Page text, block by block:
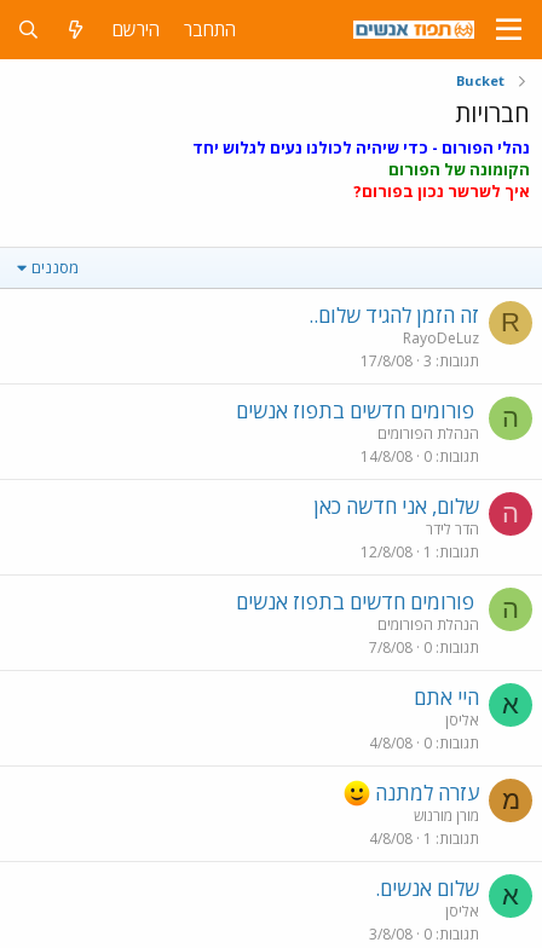
התחבר הירשם
Bucket
חברויות
נהלי הפורום - כדי שיהיה לכולנו נעים לגלוש יחד
הקומונה של הפורום
איך לשרשר נכון בפורום?
מסננים
R זה הזמן להגיד שלום..
RayoDeLuz
תגובות 3
17/8/08
ה פורומים חדשים בתפוז אנשים
הנהלת הפורומים
תגובות 0
14/8/08
ה שלום, אני חדשה כאן
הדר לידר
תגובות 1
12/8/08
ה פורומים חדשים בתפוז אנשים
הנהלת הפורומים
תגובות 0
7/8/08
א היי אתם
אליסן
תגובות 0
4/8/08
מ עזרה למתנה
מורן מורנוש
תגובות 1
4/8/08
א שלום אנשים.
אליסן
תגובות 0
3/8/08